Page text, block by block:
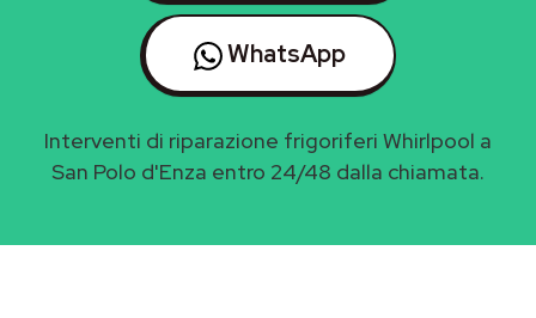
WhatsApp
Interventi di riparazione frigoriferi Whirlpool a
San Polo d'Enza entro 24/48 dalla chiamata.